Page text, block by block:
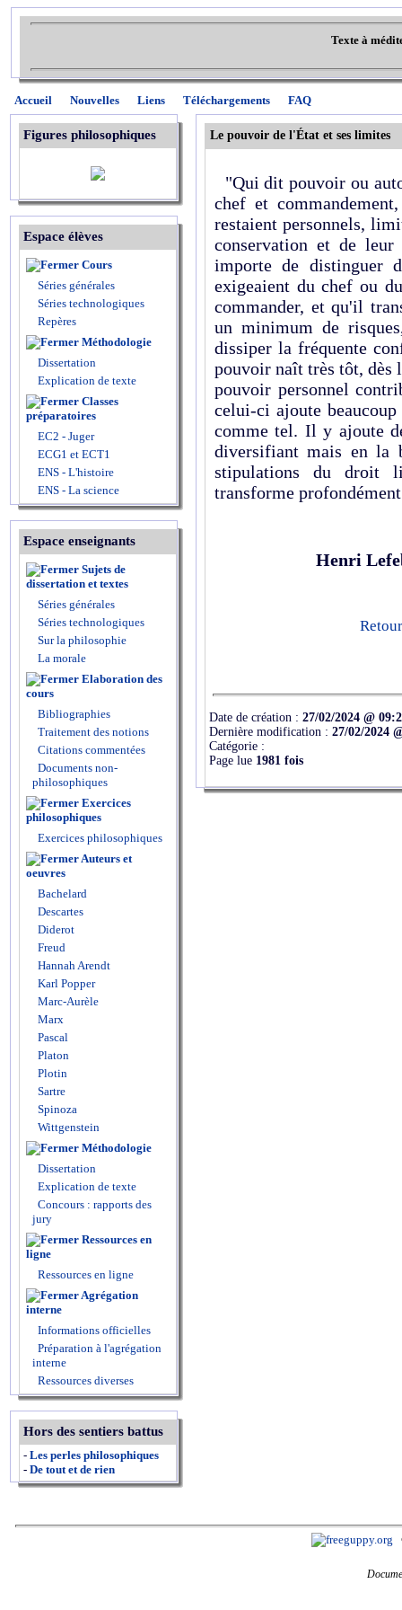
Texte à
Accueil Nouvelles Liens Téléchargements FAQ
Figures philosophiques
Espace élèves
Cours
Séries générales
Séries technologiques
Repères
Méthodologie
Dissertation
Explication de texte
Classes
préparatoires
EC2 - Juger
ECG1 et ECT1
ENS - L'histoire
ENS - La science
Espace enseignants
Sujets de
dissertation et textes
Séries générales
Séries technologiques
Sur la philosophie
La morale
Elaboration des
cours
Bibliographies
Traitement des notions
Citations commentées
Documents non-
philosophiques
Exercices
philosophiques
Exercices philosophiques
Auteurs et
oeuvres
Bachelard
Descartes
Diderot
Freud
Hannah Arendt
Karl Popper
Marc-Aurèle
Marx
Pascal
Platon
Plotin
Sartre
Spinoza
Wittgenstein
Méthodologie
Dissertation
Explication de texte
Concours : rapports des
jury
Ressources en
ligne
Ressources en ligne
Agrégation
interne
Informations officielles
Préparation à l'agrégation
interne
Ressources diverses
Hors des sentiers battus
- Les perles philosophiques
- De tout et de rien
Le pouvoir de l'État et ses limites
"Qui dit pouvoir ou
chef et
restaient personnels,
conservation et de
importe de distinguer
exigeaient du chef ou
commander, et qu'il
un minimum de
dissiper la fréquente
pouvoir naît très tôt,
pouvoir personnel
celui-ci ajoute
comme tel. Il y ajoute
diversifiant mais en la
stipulations du droit
transforme
Henri
Date de création : 27/02/2024 @
Dernière modification : 27/02/2024
Catégorie :
Page lue 1981 fois